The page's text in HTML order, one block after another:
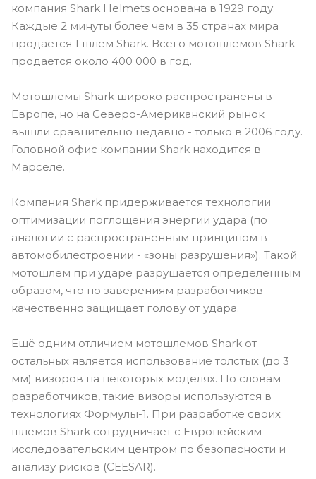
компания Shark Helmets основана в 1929 году.
Каждые 2 минуты более чем в 35 странах мира
продается 1 шлем Shark. Всего мотошлемов Shark
продается около 400 000 в год.
Мотошлемы Shark широко распространены в
Европе, но на Северо-Американский рынок
вышли сравнительно недавно - только в 2006 году.
Головной офис компании Shark находится в
Марселе.
Компания Shark придерживается технологии
оптимизации поглощения энергии удара (по
аналогии с распространенным принципом в
автомобилестроении - «зоны разрушения»). Такой
мотошлем при ударе разрушается определенным
образом, что по заверениям разработчиков
качественно защищает голову от удара.
Ещё одним отличием мотошлемов Shark от
остальных является использование толстых (до 3
мм) визоров на некоторых моделях. По словам
разработчиков, такие визоры используются в
технологиях Формулы-1. При разработке своих
шлемов Shark сотрудничает с Европейским
исследовательским центром по безопасности и
анализу рисков (CEESAR).